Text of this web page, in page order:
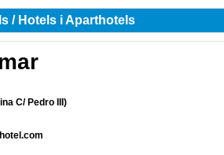
/ Hotels i Aparthotels
C/ Pedro III)